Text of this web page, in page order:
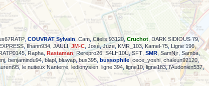
COUVRAT Sylvain ,Cam ,Citelis 93120, Cruchot DARK SIDIOUS 79,
, Ilhann934 JAULI JM-C José,Juze KMR_103 Kamel-75 Ligne 196,
, Rapha Rastaman, Rerepro26 ,S4LH10U ,SFT SMR SamNjr Samba
,benjamindu94 blapl bluwap,bus395 bussophile,cece_yoshi chaleun92120
, le nuiteux Nanterre ledionysien ligne 394 ligne10,ligne183,l’Audonien537,